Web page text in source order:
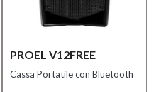
PROEL V12FREE
Cassa Portatile con Bluetooth